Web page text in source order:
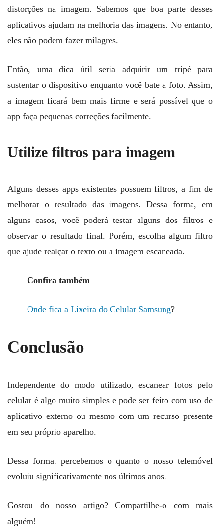
distorções na imagem. Sabemos que boa parte desses
aplicativos ajudam na melhoria das imagens. No entanto,
eles não podem fazer milagres.
Então, uma dica útil seria adquirir um tripé para
sustentar o dispositivo enquanto você bate a foto. Assim,
a imagem ficará bem mais firme e será possível que o
app faça pequenas correções facilmente.
Utilize filtros para imagem
Alguns desses apps existentes possuem filtros, a fim de
melhorar o resultado das imagens. Dessa forma, em
alguns casos, você poderá testar alguns dos filtros e
observar o resultado final. Porém, escolha algum filtro
que ajude realçar o texto ou a imagem escaneada.
Confira também
Onde fica a Lixeira do Celular Samsung?
Conclusão
Independente do modo utilizado, escanear fotos pelo
celular é algo muito simples e pode ser feito com uso de
aplicativo externo ou mesmo com um recurso presente
em seu próprio aparelho.
Dessa forma, percebemos o quanto o nosso telemóvel
evoluiu significativamente nos últimos anos.
Gostou do nosso artigo? Compartilhe-o com mais
alguém!